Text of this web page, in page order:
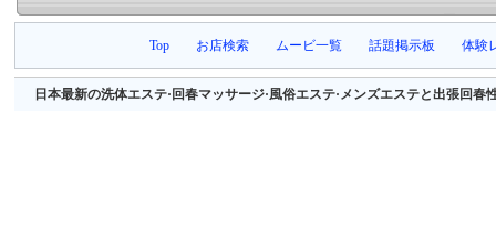
Top お店検索 ムービ一覧 話題掲示板 体験
日本最新の洗体エステ·回春マッサージ·風俗エステ·メンズエステと出張回